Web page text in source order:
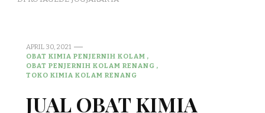
APRIL 30, 2021
OBAT KIMIA PENJERNIH KOLAM
OBAT PENJERNIH KOLAM RENANG
TOKO KIMIA KOLAM RENANG
JUAL OBAT KIMIA